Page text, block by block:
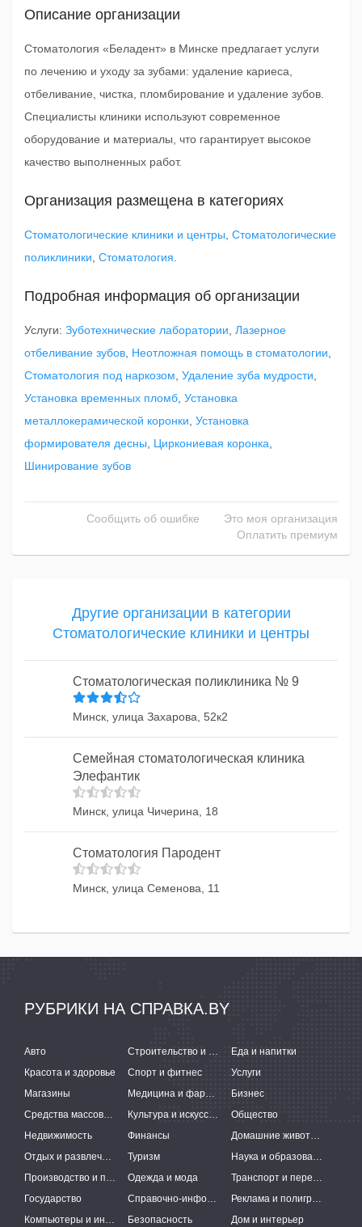
Описание организации
Стоматология «Беладент» в Минске предлагает услуги
по лечению и уходу за зубами: удаление кариеса,
отбеливание, чистка, пломбирование и удаление зубов.
Специалисты клиники используют современное
оборудование и материалы, что гарантирует высокое
качество выполненных работ.
Организация размещена в категориях
Стоматологические клиники и центры Стоматологические
поликлиники Стоматология
Подробная информация об организации
Услуги: Зуботехнические лаборатории Лазерное
отбеливание зубов Неотложная помощь в стоматологии
Стоматология под наркозом Удаление зуба мудрости
Установка временных пломб Установка
металлокерамической коронки Установка
формирователя десны
Циркониевая коронка
Шинирование зубов
Сообщить об ошибке
Это моя организация
Оплатить премиум
Другие организации в категории
Стоматологические клиники и центры
Стоматологическая поликлиника № 9
Минск, улица Захарова, 52к2
Семейная стоматологическая клиника
Элефантик
Минск, улица Чичерина, 18
Стоматология Пародент
Минск, улица Семенова, 11
РУБРИКИ НА СПРАВКА.BY
Авто Строительство и ремонт
Еда и напитки
Красота и здоровье
Спорт и фитнес
Услуги
Магазины
Медицина и фармацевтика
Бизнес
Средства массовой информации
Культура и искусство
Общество
Недвижимость
Финансы
Домашние животные
Отдых и развлечения
Туризм
Наука и образование
Производство и поставки
Одежда и мода
Транспорт и перевозки
Государство
Справочно-информационные системы
Реклама и полиграфия
Компьютеры и интернет
Безопасность Дом и интерьер